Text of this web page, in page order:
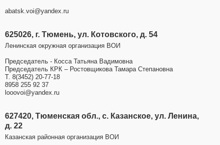
аbatsk.voi@yandex.ru
625026, г. Тюмень, ул. Котовского, д. 54
Ленинская окружная организация ВОИ
Председатель - Косса Татьяна Вадимовна
Председатель КРК – Ростовщикова Тамара Степановна
Т. 8(3452) 20-77-18
8958 255 92 37
looovoi@yandex.ru
627420, Тюменская обл., с. Казанское, ул. Ленина,
д. 22
Казанская районная организация ВОИ